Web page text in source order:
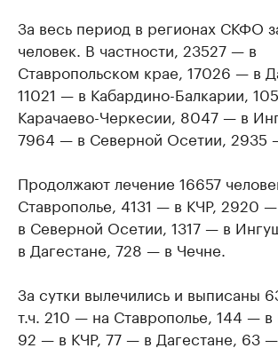
За весь период в регионах СКФО
человек. В частности, 23527 — в
Ставропольском крае, 17026 — в
11021 — в Кабардино-Балкарии,
Карачаево-Черкесии, 8047 — в
7964 — в Северной Осетии, 2935
Продолжают лечение 16657
Ставрополье, 4131 — в КЧР, 2920
в Северной Осетии, 1317 — в
в Дагестане, 728 — в Чечне.
За сутки вылечились и выписаны
т.ч. 210 — на Ставрополье, 144 —
92 — в КЧР, 77 — в Дагестане, 63